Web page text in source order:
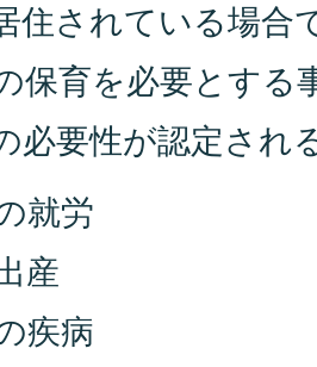
住されている場合
保育を必要とする
必要性が認定され
就労
産
疾病